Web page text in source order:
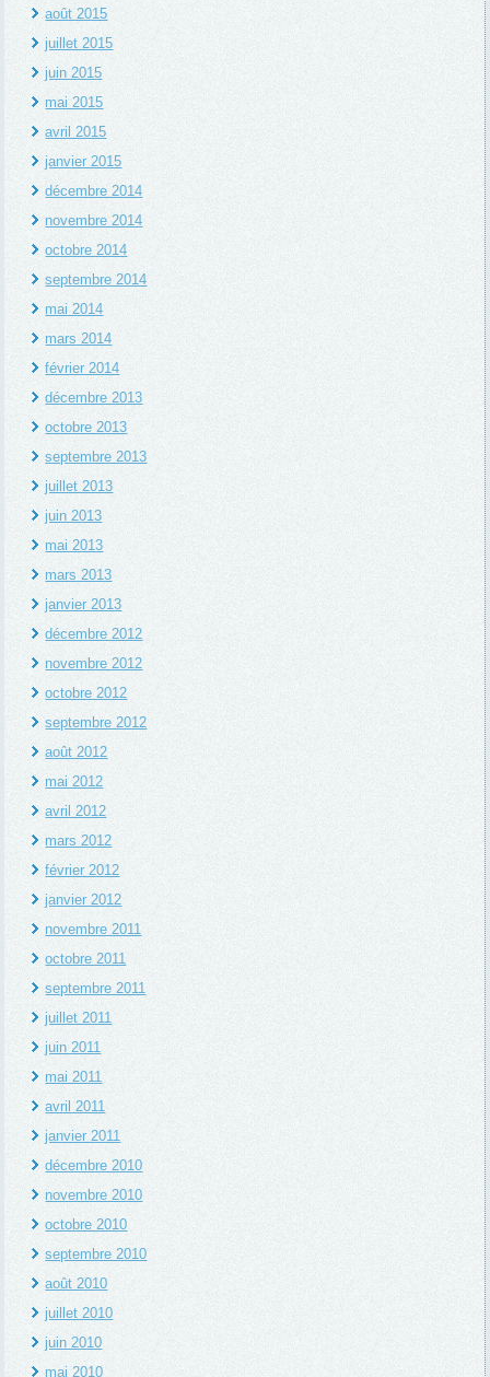
août 2015
juillet 2015
juin 2015
mai 2015
avril 2015
janvier 2015
décembre 2014
novembre 2014
octobre 2014
septembre 2014
mai 2014
mars 2014
février 2014
décembre 2013
octobre 2013
septembre 2013
juillet 2013
juin 2013
mai 2013
mars 2013
janvier 2013
décembre 2012
novembre 2012
octobre 2012
septembre 2012
août 2012
mai 2012
avril 2012
mars 2012
février 2012
janvier 2012
novembre 2011
octobre 2011
septembre 2011
juillet 2011
juin 2011
mai 2011
avril 2011
janvier 2011
décembre 2010
novembre 2010
octobre 2010
septembre 2010
août 2010
juillet 2010
juin 2010
mai 2010